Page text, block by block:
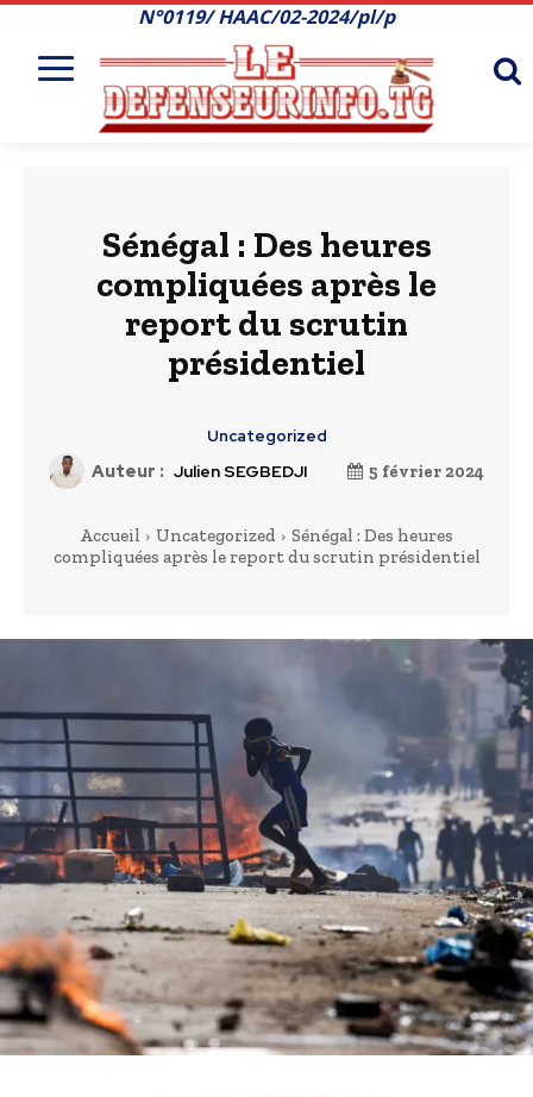
N°0119/ HAAC/02-2024/pl/p
Sénégal : Des heures
compliquées après le
report du scrutin
présidentiel
Uncategorized
Auteur : Julien SEGBEDJI 5 février 2024
Accueil Uncategorized
Sénégal : Des heures
compliquées après le report du scrutin présidentiel